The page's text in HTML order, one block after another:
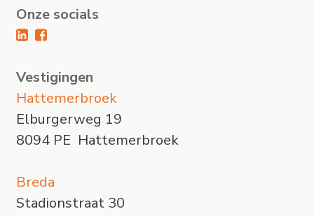
Onze socials
Vestigingen
Hattemerbroek
Elburgerweg 19
8094 PE Hattemerbroek
Breda
Stadionstraat 30